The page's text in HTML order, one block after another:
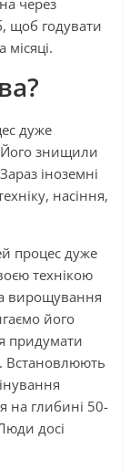
через
щоб годувати
дуже
Його знищили
іноземні
насіння,
процес дуже
технікою
вирощування
його
придумати
Встановлюють
на глибині 50-
досі